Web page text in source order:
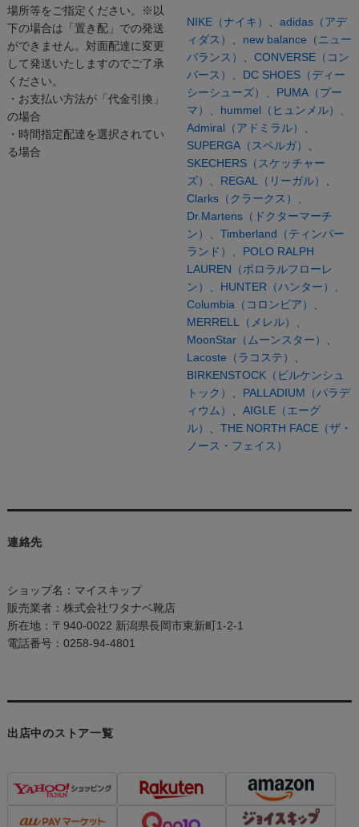
場所等をご指定ください。※以
下の場合は「置き配」での発送
ができません。対面配達に変更
して発送いたしますのでご了承
ください。
・お支払い方法が「代金引換」
の場合
・時間指定配達を選択されてい
る場合
NIKE（ナイキ） 、 adidas（アデ
ィダス）
、 new balance（ニュー
バランス）
、 CONVERSE（コン
バース）、 DC SHOES（ディー
シーシューズ）、 PUMA（プー
マ）、 hummel（ヒュンメル）、
Admiral（アドミラル）
、
SUPERGA（スペルガ）
、
SKECHERS（スケッチャー
ズ）
、 REGAL（リーガル）
、
Clarks（クラークス）、
Dr.Martens（ドクターマーチ
ン）、 Timberland（ティンバー
ランド）、 POLO RALPH
LAUREN（ポロラルフローレ
ン）、 HUNTER（ハンター）、
Columbia（コロンビア）、
MERRELL（メレル）、
MoonStar（ムーンスター）
、
Lacoste（ラコステ）
、
BIRKENSTOCK（ビルケンシュ
トック）
、 PALLADIUM（パラデ
ィウム）
、 AIGLE（エーグ
ル）
、 THE NORTH FACE（ザ・
ノース・フェイス）
連絡先
ショップ名：マイスキップ
販売業者：株式会社ワタナベ靴店
所在地：〒940-0022 新潟県長岡市東新町1-2-1
電話番号：0258-94-4801
出店中のストア一覧